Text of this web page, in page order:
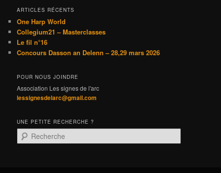
ARTICLES RÉCENTS
One Harp World
Collegium21 – Masterclasses
Le fil n°16
Concours Dasson an Delenn – 28,29 mars 2026
POUR NOUS JOINDRE
Association Les signes de l'arc
lessignesdelarc@gmail.com
UNE PETITE RECHERCHE ?
e